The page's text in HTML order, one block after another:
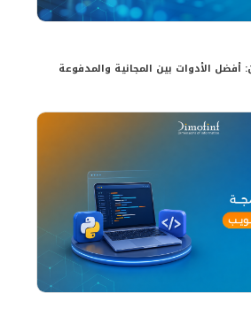
أفضل الأدوات بين المجانية والمدفوعة